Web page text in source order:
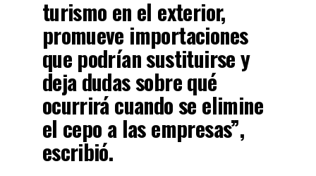
turismo en el exterior,
promueve importaciones
que podrían sustituirse y
deja dudas sobre qué
ocurrirá cuando se elimine
el cepo a las empresas”,
escribió.